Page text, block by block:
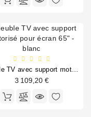
Meuble TV avec support motorisé pour écran 65" - blanc
3 109,20 €